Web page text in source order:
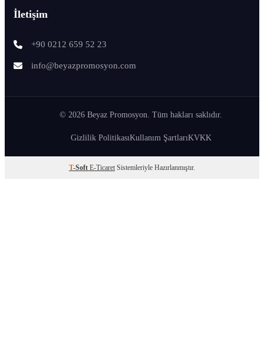
İletişim
+90 0212 659 52 23
info@beyazpromosyon.com
© 2026 Beyaz Promosyon. Tüm hakları saklıdır.
Gizlilik PolitikasıKullanım ŞartlarıKVKK
T-Soft E-Ticaret Sistemleriyle Hazırlanmıştır.